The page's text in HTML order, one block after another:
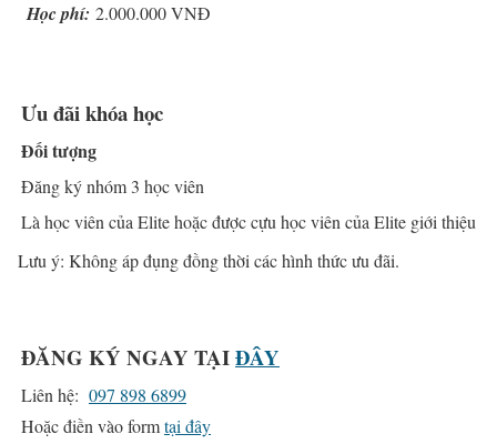
Học phí: 2.000.000 VNĐ
Ưu đãi khóa học
Đối tượng
Đăng ký nhóm 3 học viên
Là học viên của Elite hoặc được cựu học viên của Elite giới thiệu
Lưu ý: Không áp đụng đồng thời các hình thức ưu đãi.
ĐĂNG KÝ NGAY TẠIĐÂY
Liên hệ: 097 898 6899
Hoặc điền vào formtại đây